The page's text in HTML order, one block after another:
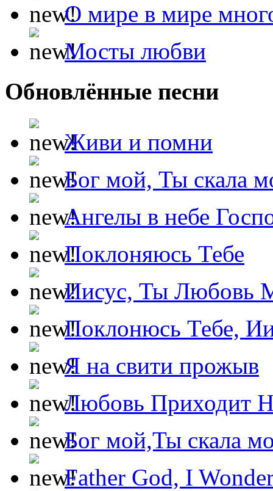
О мире в мире
Мосты любви
Обновлённые песни
Живи и помни
Бог мой, Ты скала
Ангелы в небе
Поклоняюсь Тебе
Иисус, Ты Любовь
Поклонюсь Тебе,
Я на свити прожыв
Любовь Приходит
Бог мой,Ты скала
Father God, I